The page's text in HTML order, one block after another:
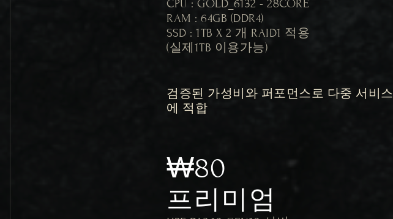
CPU : GOLD_6132 - 28CORE
RAM : 64GB (DDR4)
SSD : 1TB X 2 개 RAID1 적용
검증된 가성비와 퍼포먼스로 다중 서비스
에 적합
₩80
프리미엄